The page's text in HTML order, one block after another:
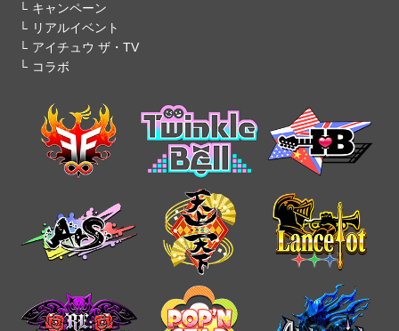
キャンペーン
リアルイベント
アイチュウ ザ・TV
コラボ